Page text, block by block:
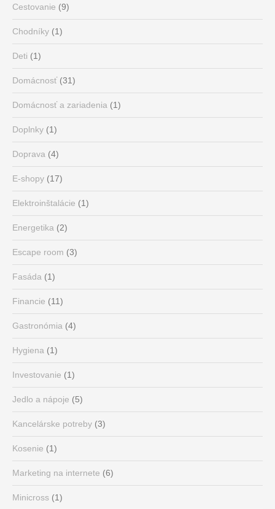
Cestovanie (9)
Chodníky (1)
Deti (1)
Domácnosť(31)
Domácnosť a zariadenia (1)
Doplnky (1)
Doprava (4)
E-shopy (17)
Elektroinštalácie (1)
Energetika (2)
Escape room (3)
Fasáda (1)
Financie (11)
Gastronómia (4)
Hygiena (1)
Investovanie (1)
Jedlo a nápoje (5)
Kancelárske potreby (3)
Kosenie (1)
Marketing na internete (6)
Minicross (1)